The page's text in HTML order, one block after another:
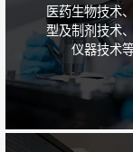
医药生物技术
型及制剂技术
仪器技术